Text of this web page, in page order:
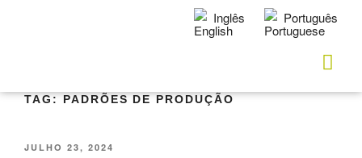
Inglês Português
TAG: PADRÕES DE PRODUÇÃO
JULHO 23, 2024